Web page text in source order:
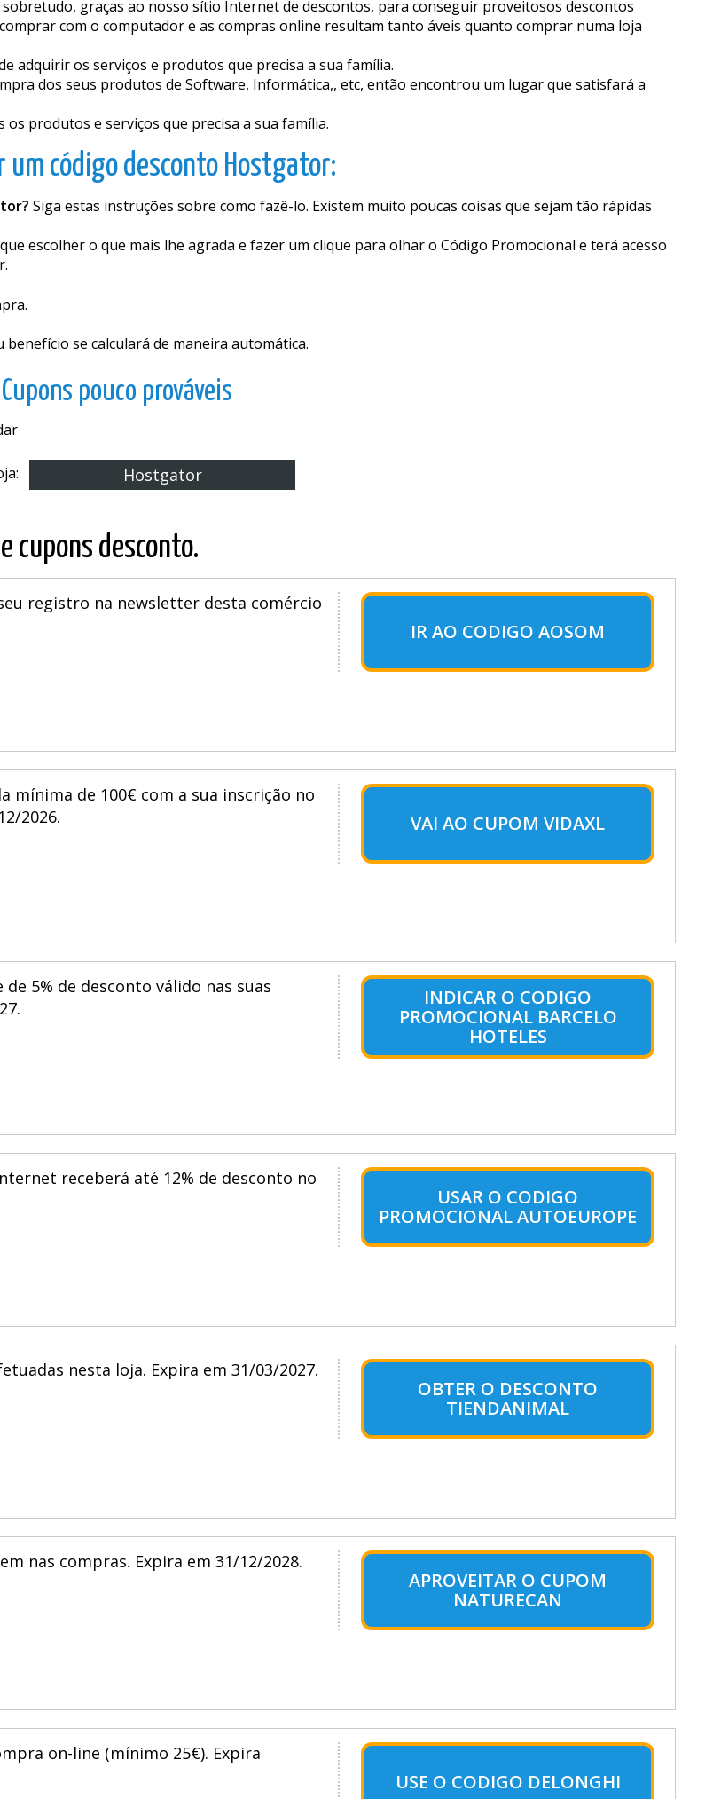
graças ao nosso sítio Internet de descontos, para conseguir proveitosos descontos
com o computador e as compras online resultam tanto fiáveis quanto comprar numa loja
adquirir os serviços e produtos que precisa a sua família.
dos seus produtos de Software, Informática,, etc, então encontrou um lugar que satisfará a
produtos e serviços que precisa a sua família.
um código desconto Hostgator:
Siga estas instruções sobre como fazê-lo. Existem muito poucas coisas que sejam tão rápidas
escolher o que mais lhe agrada e fazer um clique para olhar o Código Promocional e terá acesso
se calculará de maneira automática.
Cupons pouco prováveis
Hostgator
cupons desconto.
registro na newsletter desta comércio
IR AO CODIGO AOSOM
mínima de 100€ com a sua inscrição no
2026.
VAI AO CUPOM VIDAXL
5% de desconto válido nas suas
INDICAR O CODIGO
PROMOCIONAL BARCELO
HOTELES
receberá até 12% de desconto no
USAR O CODIGO
PROMOCIONAL AUTOEUROPE
nesta loja. Expira em 31/03/2027.
OBTER O DESCONTO
TIENDANIMAL
nas compras. Expira em 31/12/2028.
APROVEITAR O CUPOM
NATURECAN
on-line (mínimo 25€). Expira
USE O CODIGO DELONGHI